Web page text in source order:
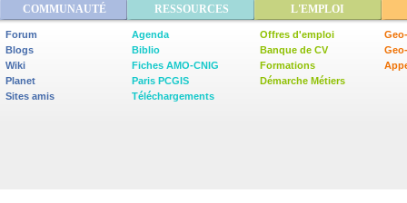
COMMUNAUTÉ RESSOURCES L'EMPLOI
Forum
Blogs
Wiki
Planet
Sites amis
Agenda
Biblio
Fiches AMO-CNIG
Paris PCGIS
Téléchargements
Offres d'emploi
Banque de CV
Formations
Démarche Métiers